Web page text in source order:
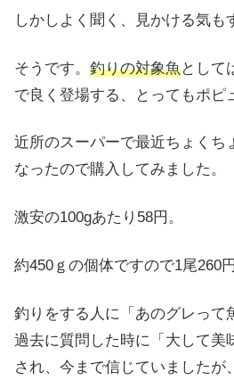
しかしよく聞く、見かける気も
そうです。 釣りの対象魚として
で良く登場する、とってもポピ
近所のスーパーで最近ちょくち
なったので購入してみました。
激安の100gあたり58円。
約450ｇの個体ですので1尾260
釣りをする人に「あのグレって
過去に質問した時に「大して美
され、今まで信じていましたが